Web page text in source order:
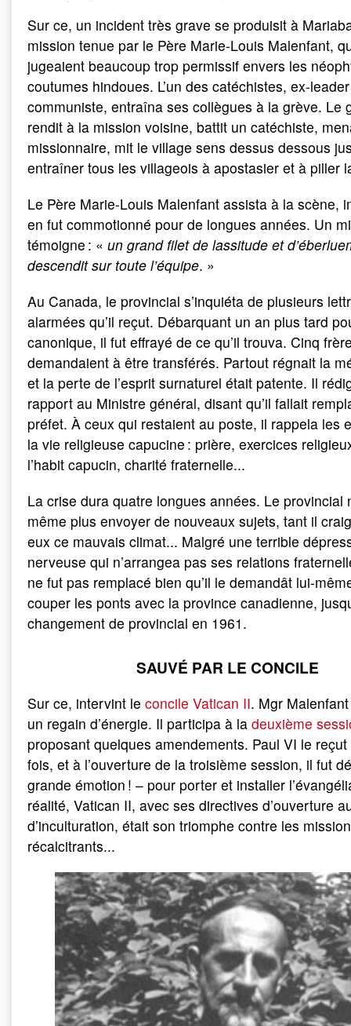
Sur ce, un incident très grave se produisit à
mission tenue par le Père Marie-Louis Malenfant,
jugeaient beaucoup trop permissif envers les
coutumes hindoues. L’un des catéchistes, ex-leader
communiste, entraîna ses collègues à la grève. Le
rendit à la mission voisine, battit un catéchiste,
missionnaire, mit le village sens dessus dessous
entraîner tous les villageois à apostasier et à piller
Le Père Marie-Louis Malenfant assista à la scène,
en fut commotionné pour de longues années. Un
témoigne : « un grand filet de lassitude et
descendit sur toute l’équipe. »
Au Canada, le provincial s’inquiéta de plusieurs
alarmées qu’il reçut. Débarquant un an plus tard
canonique, il fut effrayé de ce qu’il trouva. Cinq
demandaient à être transférés. Partout régnait la
et la perte de l’esprit surnaturel était patente. Il
rapport au Ministre général, disant qu’il fallait
préfet. À ceux qui restaient au poste, il rappela les
la vie religieuse capucine : prière, exercices
l’habit capucin, charité fraternelle...
La crise dura quatre longues années. Le provincial
même plus envoyer de nouveaux sujets, tant il
eux ce mauvais climat... Malgré une terrible
nerveuse qui n’arrangea pas ses relations
ne fut pas remplacé bien qu’il le demandât lui-
couper les ponts avec la province canadienne,
changement de provincial en 1961.
SAUVÉ PAR LE CONCILE
Sur ce, intervint le concile Vatican II. Mgr
un regain d’énergie. Il participa à la deuxième
proposant quelques amendements. Paul VI le
fois, et à l’ouverture de la troisième session, il fut
grande émotion ! – pour porter et installer
réalité, Vatican II, avec ses directives d’ouverture
d’inculturation, était son triomphe contre les
récalcitrants...